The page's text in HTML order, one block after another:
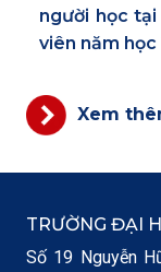
người học
viên năm
Xem
TRƯỜNG ĐẠI
Số 19 Nguyễn